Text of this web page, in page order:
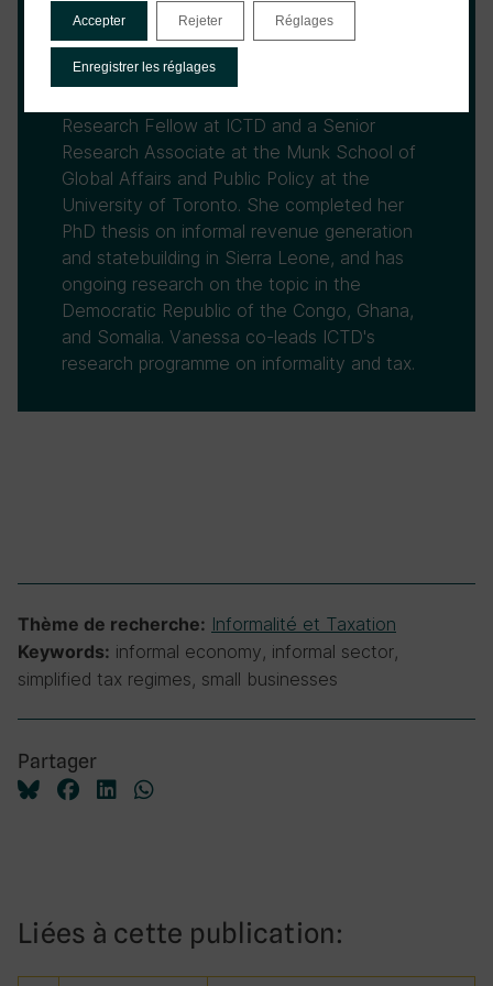
Vanessa van den Boogaard
Research Fellow at ICTD and a Senior
Research Associate at the Munk School of
Global Affairs and Public Policy at the
University of Toronto. She completed her
PhD thesis on informal revenue generation
and statebuilding in Sierra Leone, and has
ongoing research on the topic in the
Democratic Republic of the Congo, Ghana,
and Somalia. Vanessa co-leads ICTD's
research programme on informality and tax.
Thème de recherche: Informalité et Taxation
Keywords: informal economy, informal sector,
simplified tax regimes, small businesses
Partager
Liées à cette publication:
Accepter Rejeter Réglages
Enregistrer les réglages